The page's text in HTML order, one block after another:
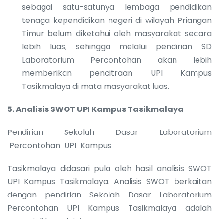
sebagai satu-satunya lembaga pendidikan
tenaga kependidikan negeri di wilayah Priangan
Timur belum diketahui oleh masyarakat secara
lebih luas, sehingga melalui pendirian SD
Laboratorium Percontohan akan lebih
memberikan pencitraan UPI Kampus
Tasikmalaya di mata masyarakat luas.
5.Analisis SWOT UPI Kampus Tasikmalaya
Pendirian Sekolah Dasar Laboratorium
Percontohan UPI Kampus
Tasikmalaya didasari pula oleh hasil analisis SWOT
UPI Kampus Tasikmalaya. Analisis SWOT berkaitan
dengan pendirian Sekolah Dasar Laboratorium
Percontohan UPI Kampus Tasikmalaya adalah